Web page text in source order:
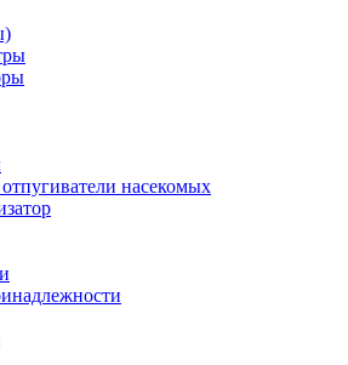
насекомых